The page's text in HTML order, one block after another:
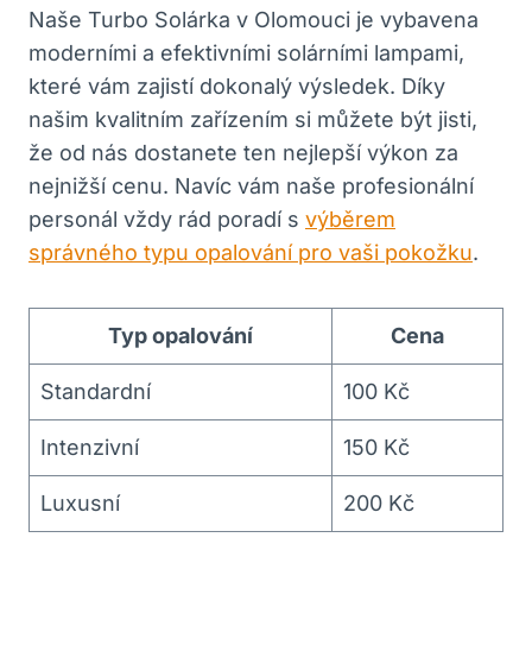
Naše Turbo Solárka v Olomouci je vybavena
moderními a efektivními solárními lampami,
které vám zajistí dokonalý výsledek. Díky
našim kvalitním zařízením si můžete být jisti,
že od nás dostanete ten nejlepší výkon za
nejnižší cenu. Navíc vám naše profesionální
personál vždy rád poradí s výběrem
správného typu opalování pro vaši pokožku.
Typ opalování Cena
Standardní 100 Kč
Intenzivní 150 Kč
Luxusní 200 Kč